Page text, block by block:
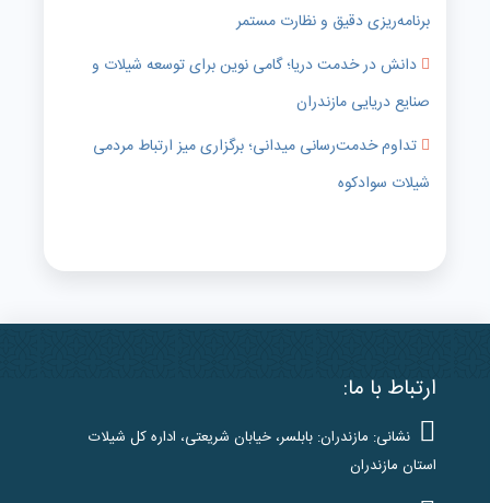
برنامه‌ریزی دقیق و نظارت مستمر
دانش در خدمت دریا؛ گامی نوین برای توسعه شیلات و
صنایع دریایی مازندران
تداوم خدمت‌رسانی میدانی؛ برگزاری میز ارتباط مردمی
شیلات سوادکوه
ارتباط با ما:
نشانی: مازندران: بابلسر، خیابان شریعتی، اداره کل شیلات
استان مازندران